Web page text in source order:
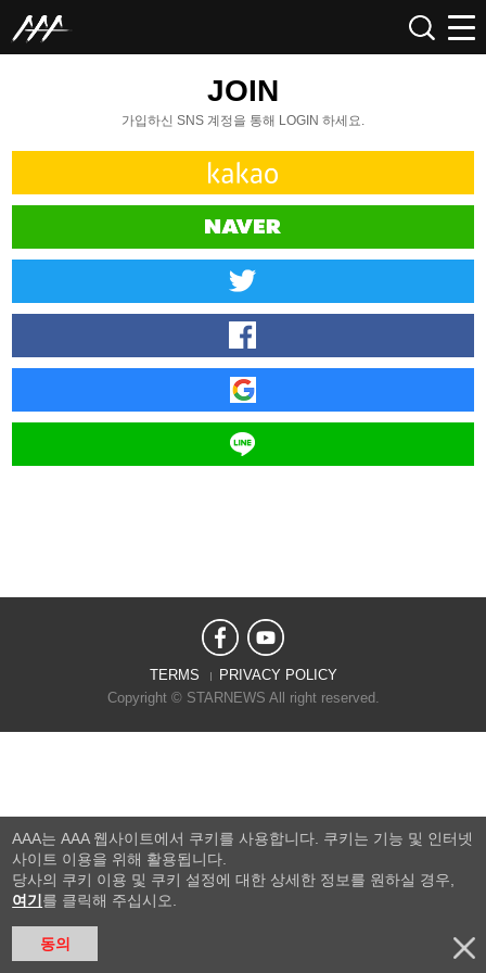
JOIN
가입하신 SNS 계정을 통해 LOGIN 하세요.
TERMS
PRIVACY POLICY
Copyright © STARNEWS All right reserved.
AAA는 AAA 웹사이트에서 쿠키를 사용합니다. 쿠키는 기능 및 인터넷
사이트 이용을 위해 활용됩니다.
당사의 쿠키 이용 및 쿠키 설정에 대한 상세한 정보를 원하실 경우,
여기 를 클릭해 주십시오.
동의